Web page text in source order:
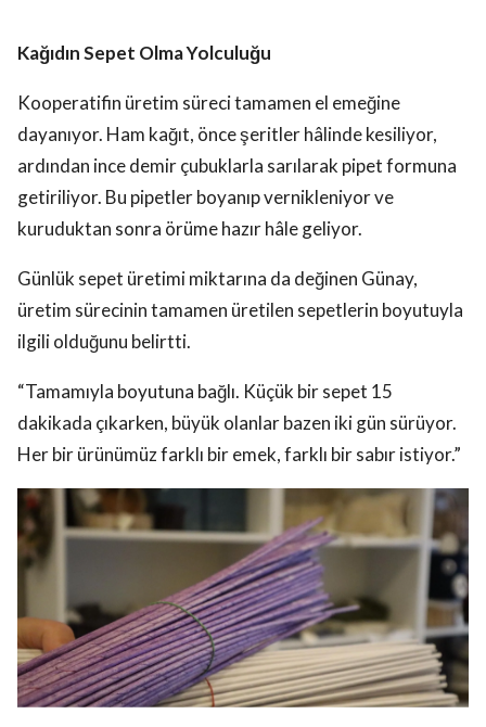
Kağıdın Sepet Olma Yolculuğu
Kooperatifin üretim süreci tamamen el emeğine
dayanıyor. Ham kağıt, önce şeritler hâlinde kesiliyor,
ardından ince demir çubuklarla sarılarak pipet formuna
getiriliyor. Bu pipetler boyanıp vernikleniyor ve
kuruduktan sonra örüme hazır hâle geliyor.
Günlük sepet üretimi miktarına da değinen Günay,
üretim sürecinin tamamen üretilen sepetlerin boyutuyla
ilgili olduğunu belirtti.
“Tamamıyla boyutuna bağlı. Küçük bir sepet 15
dakikada çıkarken, büyük olanlar bazen iki gün sürüyor.
Her bir ürünümüz farklı bir emek, farklı bir sabır istiyor.”